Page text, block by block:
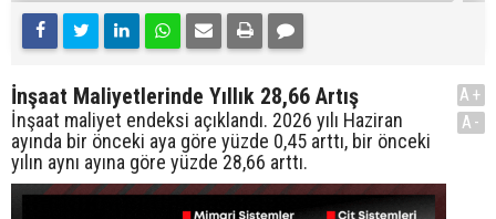
İnşaat Maliyetlerinde Yıllık 28,66 Artış
İnşaat maliyet endeksi açıklandı. 2026 yılı Haziran
ayında bir önceki aya göre yüzde 0,45 arttı, bir önceki
yılın aynı ayına göre yüzde 28,66 arttı.
A+
A-